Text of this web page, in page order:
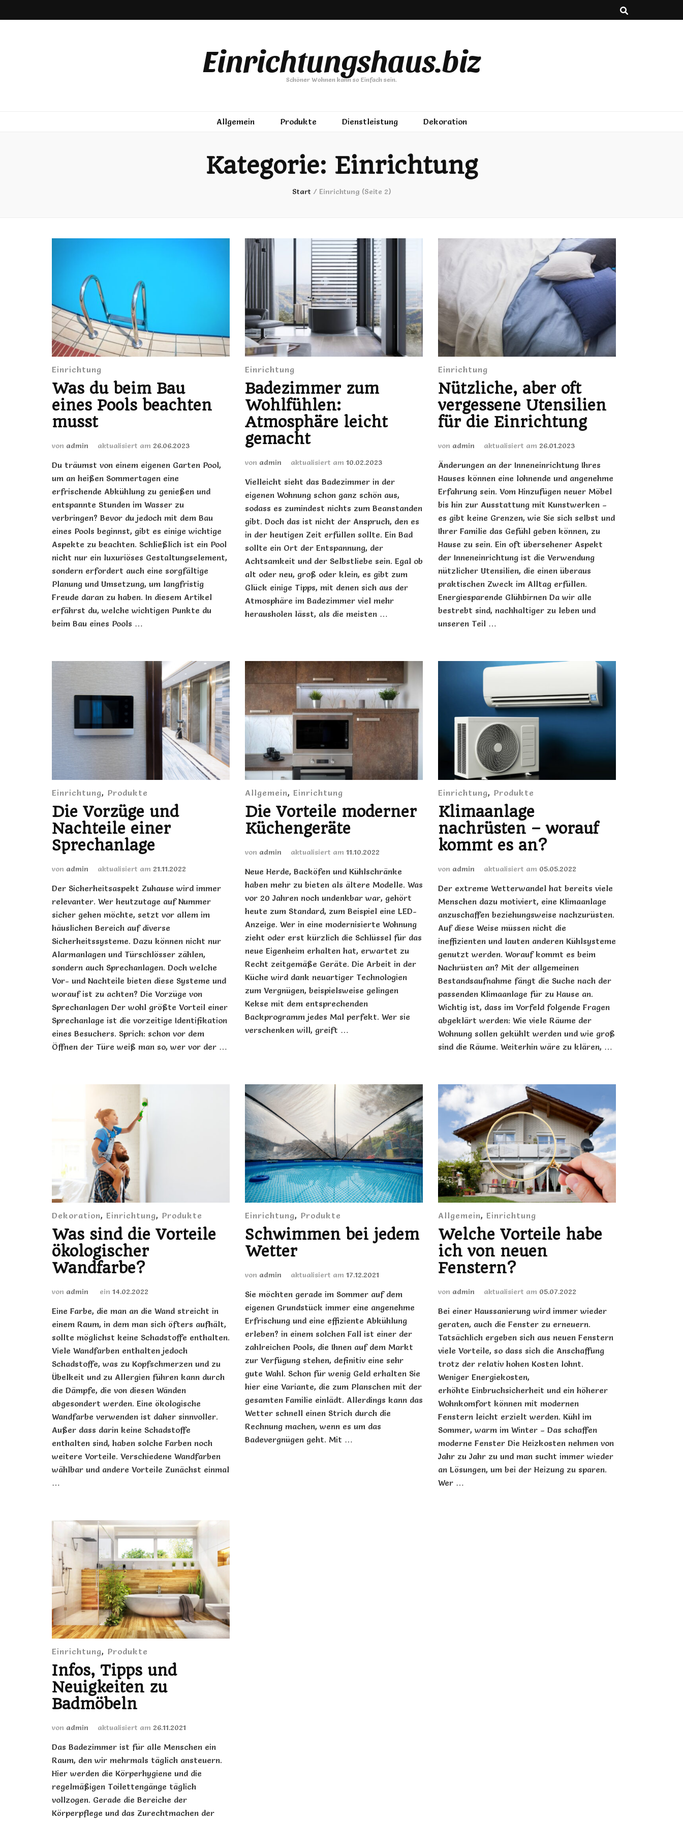
Einrichtungshaus.biz
Schöner Wohnen kann so Einfach sein.
Allgemein Produkte Dienstleistung Dekoration
Kategorie: Einrichtung
Start / Einrichtung (Seite 2)
Einrichtung
Was du beim Bau
eines Pools beachten
musst
von admin aktualisiert am 26.06.2023
Du träumst von einem eigenen Garten Pool,
um an heißen Sommertagen eine
erfrischende Abkühlung zu genießen und
entspannte Stunden im Wasser zu
verbringen? Bevor du jedoch mit dem Bau
eines Pools beginnst, gibt es einige wichtige
Aspekte zu beachten. Schließlich ist ein Pool
nicht nur ein luxuriöses Gestaltungselement,
sondern erfordert auch eine sorgfältige
Planung und Umsetzung, um langfristig
Freude daran zu haben. In diesem Artikel
erfährst du, welche wichtigen Punkte du
beim Bau eines Pools …
Einrichtung
Badezimmer zum
Wohlfühlen:
Atmosphäre leicht
gemacht
von admin aktualisiert am 10.02.2023
Vielleicht sieht das Badezimmer in der
eigenen Wohnung schon ganz schön aus,
sodass es zumindest nichts zum Beanstanden
gibt. Doch das ist nicht der Anspruch, den es
in der heutigen Zeit erfüllen sollte. Ein Bad
sollte ein Ort der Entspannung, der
Achtsamkeit und der Selbstliebe sein. Egal ob
alt oder neu, groß oder klein, es gibt zum
Glück einige Tipps, mit denen sich aus der
Atmosphäre im Badezimmer viel mehr
herausholen lässt, als die meisten …
Einrichtung
Nützliche, aber oft
vergessene Utensilien
für die Einrichtung
von admin aktualisiert am 26.01.2023
Änderungen an der Inneneinrichtung Ihres
Hauses können eine lohnende und angenehme
Erfahrung sein. Vom Hinzufügen neuer Möbel
bis hin zur Ausstattung mit Kunstwerken –
es gibt keine Grenzen, wie Sie sich selbst und
Ihrer Familie das Gefühl geben können, zu
Hause zu sein. Ein oft übersehener Aspekt
der Inneneinrichtung ist die Verwendung
nützlicher Utensilien, die einen überaus
praktischen Zweck im Alltag erfüllen.
Energiesparende Glühbirnen Da wir alle
bestrebt sind, nachhaltiger zu leben und
unseren Teil …
Einrichtung, Produkte
Die Vorzüge und
Nachteile einer
Sprechanlage
von admin aktualisiert am 21.11.2022
Der Sicherheitsaspekt Zuhause wird immer
relevanter. Wer heutzutage auf Nummer
sicher gehen möchte, setzt vor allem im
häuslichen Bereich auf diverse
Sicherheitssysteme. Dazu können nicht nur
Alarmanlagen und Türschlösser zählen,
sondern auch Sprechanlagen. Doch welche
Vor- und Nachteile bieten diese Systeme und
worauf ist zu achten? Die Vorzüge von
Sprechanlagen Der wohl größte Vorteil einer
Sprechanlage ist die vorzeitige Identifikation
eines Besuchers. Sprich: schon vor dem
Öffnen der Türe weiß man so, wer vor der …
Allgemein, Einrichtung
Die Vorteile moderner
Küchengeräte
von admin aktualisiert am 11.10.2022
Neue Herde, Backöfen und Kühlschränke
haben mehr zu bieten als ältere Modelle. Was
vor 20 Jahren noch undenkbar war, gehört
heute zum Standard, zum Beispiel eine LED-
Anzeige. Wer in eine modernisierte Wohnung
zieht oder erst kürzlich die Schlüssel für das
neue Eigenheim erhalten hat, erwartet zu
Recht zeitgemäße Geräte. Die Arbeit in der
Küche wird dank neuartiger Technologien
zum Vergnügen, beispielsweise gelingen
Kekse mit dem entsprechenden
Backprogramm jedes Mal perfekt. Wer sie
verschenken will, greift …
Einrichtung, Produkte
Klimaanlage
nachrüsten – worauf
kommt es an?
von admin aktualisiert am 05.05.2022
Der extreme Wetterwandel hat bereits viele
Menschen dazu motiviert, eine Klimaanlage
anzuschaffen beziehungsweise nachzurüsten.
Auf diese Weise müssen nicht die
ineffizienten und lauten anderen Kühlsysteme
genutzt werden. Worauf kommt es beim
Nachrüsten an? Mit der allgemeinen
Bestandsaufnahme fängt die Suche nach der
passenden Klimaanlage für zu Hause an.
Wichtig ist, dass im Vorfeld folgende Fragen
abgeklärt werden: Wie viele Räume der
Wohnung sollen gekühlt werden und wie groß
sind die Räume. Weiterhin wäre zu klären, …
Dekoration, Einrichtung, Produkte
Was sind die Vorteile
ökologischer
Wandfarbe?
von admin ein 14.02.2022
Eine Farbe, die man an die Wand streicht in
einem Raum, in dem man sich öfters aufhält,
sollte möglichst keine Schadstoffe enthalten.
Viele Wandfarben enthalten jedoch
Schadstoffe, was zu Kopfschmerzen und zu
Übelkeit und zu Allergien führen kann durch
die Dämpfe, die von diesen Wänden
abgesondert werden. Eine ökologische
Wandfarbe verwenden ist daher sinnvoller.
Außer dass darin keine Schadstoffe
enthalten sind, haben solche Farben noch
weitere Vorteile. Verschiedene Wandfarben
wählbar und andere Vorteile Zunächst einmal
…
Einrichtung, Produkte
Schwimmen bei jedem
Wetter
von admin aktualisiert am 17.12.2021
Sie möchten gerade im Sommer auf dem
eigenen Grundstück immer eine angenehme
Erfrischung und eine effiziente Abkühlung
erleben? in einem solchen Fall ist einer der
zahlreichen Pools, die Ihnen auf dem Markt
zur Verfügung stehen, definitiv eine sehr
gute Wahl. Schon für wenig Geld erhalten Sie
hier eine Variante, die zum Planschen mit der
gesamten Familie einlädt. Allerdings kann das
Wetter schnell einen Strich durch die
Rechnung machen, wenn es um das
Badevergnügen geht. Mit …
Allgemein, Einrichtung
Welche Vorteile habe
ich von neuen
Fenstern?
von admin aktualisiert am 05.07.2022
Bei einer Haussanierung wird immer wieder
geraten, auch die Fenster zu erneuern.
Tatsächlich ergeben sich aus neuen Fenstern
viele Vorteile, so dass sich die Anschaffung
trotz der relativ hohen Kosten lohnt.
Weniger Energiekosten,
erhöhte Einbruchsicherheit und ein höherer
Wohnkomfort können mit modernen
Fenstern leicht erzielt werden. Kühl im
Sommer, warm im Winter – Das schaffen
moderne Fenster Die Heizkosten nehmen von
Jahr zu Jahr zu und man sucht immer wieder
an Lösungen, um bei der Heizung zu sparen.
Wer …
Einrichtung, Produkte
Infos, Tipps und
Neuigkeiten zu
Badmöbeln
von admin aktualisiert am 26.11.2021
Das Badezimmer ist für alle Menschen ein
Raum, den wir mehrmals täglich ansteuern.
Hier werden die Körperhygiene und die
regelmäßigen Toilettengänge täglich
vollzogen. Gerade die Bereiche der
Körperpflege und das Zurechtmachen der